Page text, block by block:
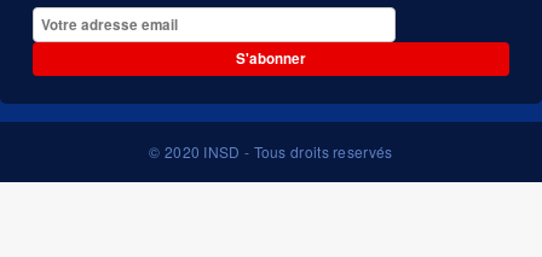
S'abonner
© 2020 INSD - Tous droits reservés